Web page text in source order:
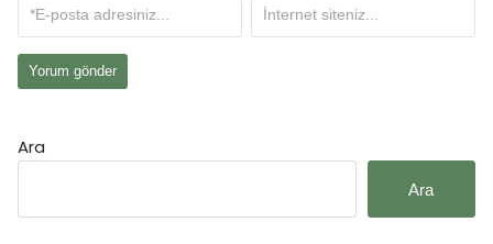
Ara
Ara